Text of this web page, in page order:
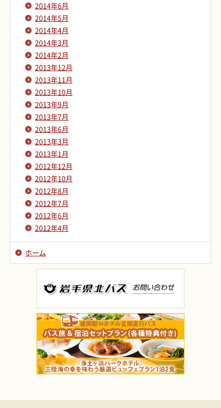
2014年6月
2014年5月
2014年4月
2014年3月
2014年2月
2013年12月
2013年11月
2013年10月
2013年9月
2013年7月
2013年6月
2013年3月
2013年1月
2012年12月
2012年10月
2012年8月
2012年7月
2012年6月
2012年4月
ホーム